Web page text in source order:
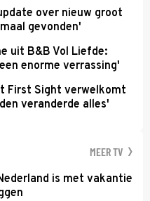
over nieuw groot
gevonden'
uit B&B Vol Liefde:
enorme verrassing'
First Sight verwelkomt
veranderde alles'
MEER TV
is met vakantie